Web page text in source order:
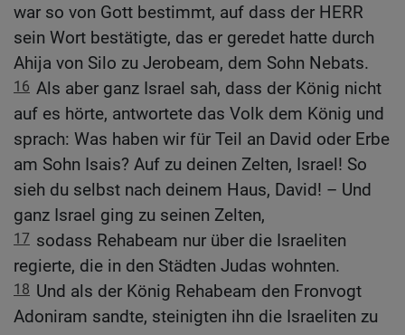
war so von Gott bestimmt, auf dass der HERR
sein Wort bestätigte, das er geredet hatte durch
Ahija von Silo zu Jerobeam, dem Sohn Nebats.
16 Als aber ganz Israel sah, dass der König nicht
auf es hörte, antwortete das Volk dem König und
sprach: Was haben wir für Teil an David oder Erbe
am Sohn Isais? Auf zu deinen Zelten, Israel! So
sieh du selbst nach deinem Haus, David! – Und
ganz Israel ging zu seinen Zelten,
17 sodass Rehabeam nur über die Israeliten
regierte, die in den Städten Judas wohnten.
18 Und als der König Rehabeam den Fronvogt
Adoniram sandte, steinigten ihn die Israeliten zu